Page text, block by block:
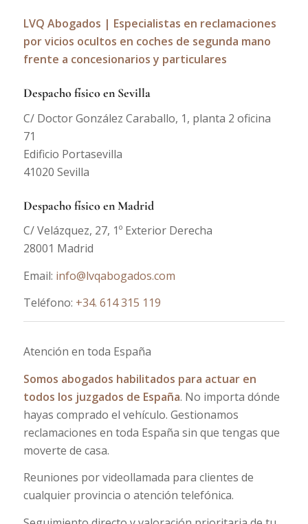
LVQ Abogados | Especialistas en reclamaciones
por vicios ocultos en coches de segunda mano
frente a concesionarios y particulares
Despacho físico en Sevilla
C/ Doctor González Caraballo, 1, planta 2 oficina
71
Edificio Portasevilla
41020 Sevilla
Despacho físico en Madrid
C/ Velázquez, 27, 1º Exterior Derecha
28001 Madrid
Email: info@lvqabogados.com
Teléfono: +34. 614 315 119
Atención en toda España
Somos abogados habilitados para actuar en
todos los juzgados de España. No importa dónde
hayas comprado el vehículo. Gestionamos
reclamaciones en toda España sin que tengas que
moverte de casa.
Reuniones por videollamada para clientes de
cualquier provincia o atención telefónica.